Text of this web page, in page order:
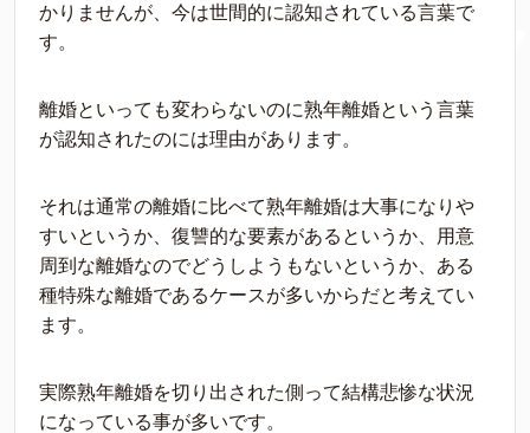
かりませんが、今は世間的に認知されている言葉で
す。
離婚といっても変わらないのに熟年離婚という言葉
が認知されたのには理由があります。
それは通常の離婚に比べて熟年離婚は大事になりや
すいというか、復讐的な要素があるというか、用意
周到な離婚なのでどうしようもないというか、ある
種特殊な離婚であるケースが多いからだと考えてい
ます。
実際熟年離婚を切り出された側って結構悲惨な状況
になっている事が多いです。